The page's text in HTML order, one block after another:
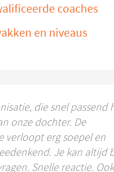
coaches
en niveaus
die snel passend
onze dochter. De
verloopt erg soepel en
Je kan altijd
Snelle reactie.